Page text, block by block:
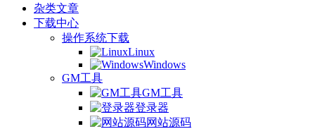
杂类文章
下载中心
操作系统下载
Linux
Windows
GM工具
GM工具
登录器
网站源码